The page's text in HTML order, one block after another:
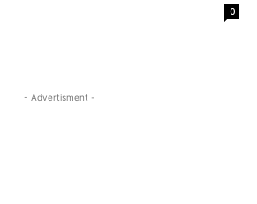
0
- Advertisment -